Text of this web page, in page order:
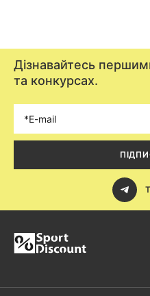
Дізнавайтесь
та конкурсах.